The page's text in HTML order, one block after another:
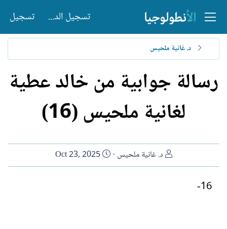
تسجيل الدخول تسجيل
د. غانية ملحيس
رسالة جوابية من خالد عطية
لغانية ملحيس (16)
ا
ل
د. غانية ملحيس
ت
ا
Oct 23, 2025
16-